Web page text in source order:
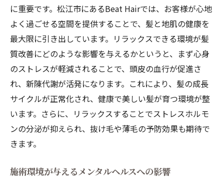
に重要です。松江市にあるBeat Hairでは、お客様が心地
よく過ごせる空間を提供することで、髪と地肌の健康を
最大限に引き出しています。リラックスできる環境が髪
質改善にどのような影響を与えるかというと、まず心身
のストレスが軽減されることで、頭皮の血行が促進さ
れ、新陳代謝が活発になります。これにより、髪の成長
サイクルが正常化され、健康で美しい髪が育つ環境が整
います。さらに、リラックスすることでストレスホルモ
ンの分泌が抑えられ、抜け毛や薄毛の予防効果も期待で
きます。
施術環境が与えるメンタルヘルスへの影響